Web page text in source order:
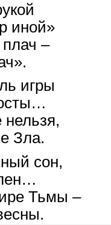
иной»
–
игры
Зла.
сон,
Тьмы –